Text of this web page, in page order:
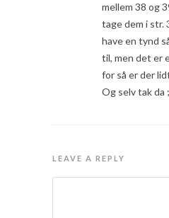
mellem 38 og
tage dem i str.
have en tynd
til, men det er
for så er der
Og selv tak da
LEAVE A REPLY